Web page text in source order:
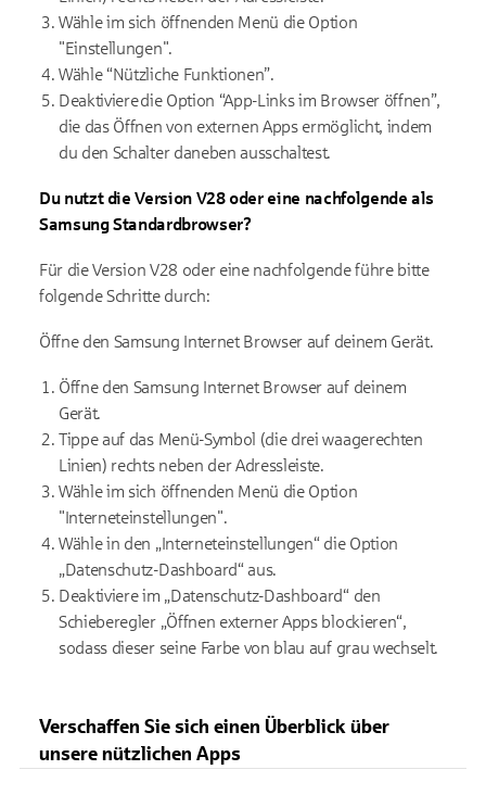
Wähle im sich öffnenden Menü die Option
"Einstellungen".
Wähle “Nützliche Funktionen”.
Deaktiviere die Option “App-Links im Browser öffnen”,
die das Öffnen von externen Apps ermöglicht, indem
du den Schalter daneben ausschaltest.
Du nutzt die Version V28 oder eine nachfolgende als
Samsung Standardbrowser?
Für die Version V28 oder eine nachfolgende führe bitte
folgende Schritte durch:
Öffne den Samsung Internet Browser auf deinem Gerät.
Öffne den Samsung Internet Browser auf deinem
Gerät.
Tippe auf das Menü-Symbol (die drei waagerechten
Linien) rechts neben der Adressleiste.
Wähle im sich öffnenden Menü die Option
"Interneteinstellungen".
Wähle in den „Interneteinstellungen“ die Option
„Datenschutz-Dashboard“ aus.
Deaktiviere im „Datenschutz-Dashboard“ den
Schieberegler „Öffnen externer Apps blockieren“,
sodass dieser seine Farbe von blau auf grau wechselt.
Verschaffen Sie sich einen Überblick über
unsere nützlichen Apps